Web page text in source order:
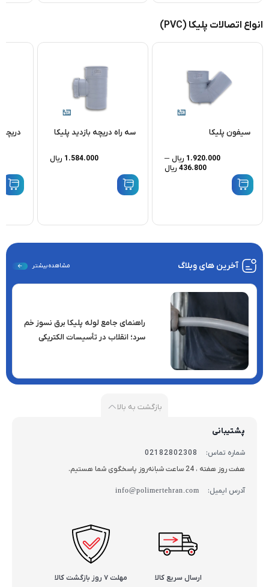
انواع اتصالات پلیکا (PVC)
سیفون پلیکا
ریال 1.920.000
–
ریال 436.800
سه راه دریچه بازدید پلیکا
ریال 1.584.000
دریچه
آخرین های وبلاگ مشاهده بیشتر
راهنمای جامع لوله پلیکا برق نسوز خم
سرد؛ انقلاب در تأسیسات الکتریکی
بازگشت به بالا
پشتیبانی
شماره تماس:
02182802308
هفت روز هفته ، 24 ساعت شبانه‌روز پاسخگوی شما هستیم.
آدرس ایمیل: info@polimertehran.com
ارسال سریع کالا مهلت ۷ روز بازگشت کالا